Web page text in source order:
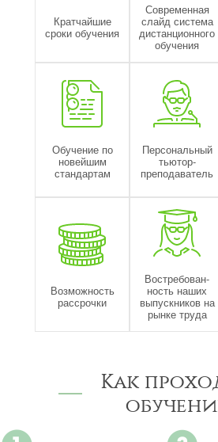
Кратчайшие
сроки обучения
Современная
слайд система
дистанционного
обучения
Обучение по
новейшим
стандартам
Персональный
тьютор-
преподаватель
Возможность
рассрочки
Востребован-
ность наших
выпускников на
рынке труда
Как